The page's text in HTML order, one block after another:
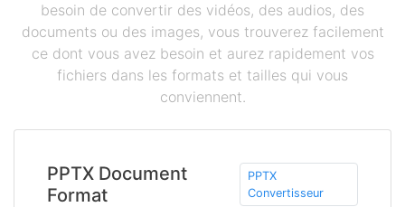
besoin de convertir des vidéos, des audios, des
documents ou des images, vous trouverez facilement
ce dont vous avez besoin et aurez rapidement vos
fichiers dans les formats et tailles qui vous
conviennent.
PPTX Document
Format
PPTX
Convertisseur